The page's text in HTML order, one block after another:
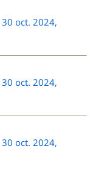
30 oct. 2024,
30 oct. 2024,
30 oct. 2024,